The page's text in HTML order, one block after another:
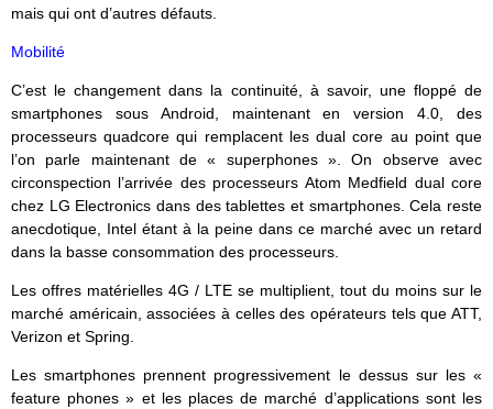
mais qui ont d’autres défauts.
Mobilité
C’est le changement dans la continuité, à savoir, une floppé de
smartphones sous Android, maintenant en version 4.0, des
processeurs quadcore qui remplacent les dual core au point que
l’on parle maintenant de « superphones ». On observe avec
circonspection l’arrivée des processeurs Atom Medfield dual core
chez LG Electronics dans des tablettes et smartphones. Cela reste
anecdotique, Intel étant à la peine dans ce marché avec un retard
dans la basse consommation des processeurs.
Les offres matérielles 4G / LTE se multiplient, tout du moins sur le
marché américain, associées à celles des opérateurs tels que ATT,
Verizon et Spring.
Les smartphones prennent progressivement le dessus sur les «
feature phones » et les places de marché d’applications sont les